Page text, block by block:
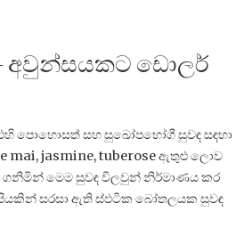
– අවුන්සයකට ඩොලර්
එහි පොහොසත් සහ සුඛෝපභෝගී සුවඳ සඳහා
mai, jasmine, tuberose ඇතුළු ලොව
ගනිමින් මෙම සුවඳ විලවුන් නිර්මාණය කර
සරසා ඇති ස්ඵටික බෝතලයක සුවඳ